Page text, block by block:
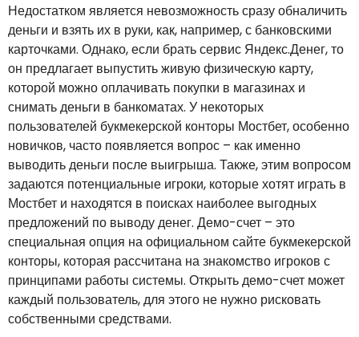
Недостатком является невозможность сразу обналичить
деньги и взять их в руки, как, например, с банковскими
карточками. Однако, если брать сервис Яндекс.Денег, то
он предлагает выпустить живую физическую карту,
которой можно оплачивать покупки в магазинах и
снимать деньги в банкоматах. У некоторых
пользователей букмекерской конторы Мостбет, особенно
новичков, часто появляется вопрос – как именно
выводить деньги после выигрыша. Также, этим вопросом
задаются потенциальные игроки, которые хотят играть в
Мостбет и находятся в поисках наиболее выгодных
предложений по выводу денег. Демо-счет – это
специальная опция на официальном сайте букмекерской
конторы, которая рассчитана на знакомство игроков с
принципами работы системы. Открыть демо-счет может
каждый пользователь, для этого не нужно рисковать
собственными средствами.